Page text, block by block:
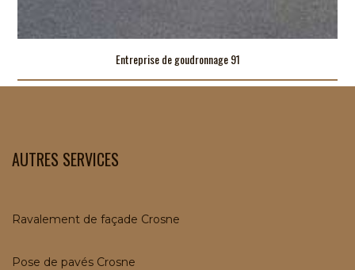
Entreprise de goudronnage 91
AUTRES SERVICES
Ravalement de façade Crosne
Pose de pavés Crosne